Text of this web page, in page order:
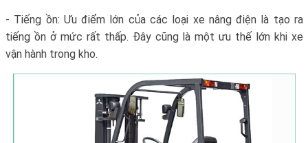
- Tiếng ồn: Ưu điểm lớn của các loại xe nâng điện là tạo ra
tiếng ồn ở mức rất thấp. Đây cũng là một ưu thế lớn khi xe
vận hành trong kho.